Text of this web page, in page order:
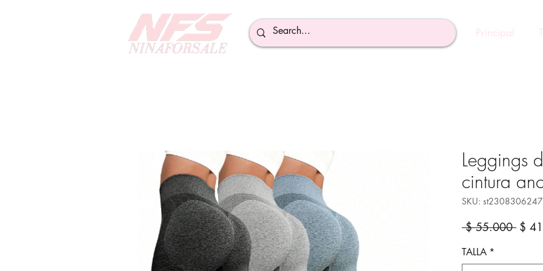
Principal
Leggings
cintura
SKU:
$ 55.000 $
TALLA *